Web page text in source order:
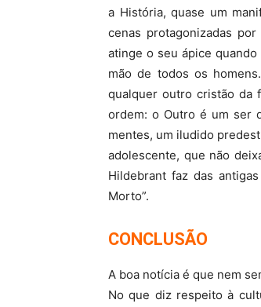
a História, quase um
cenas protagonizadas
atinge o seu ápice
mão de todos os
qualquer outro cristão da
ordem: o Outro é um ser
mentes, um iludido
adolescente, que não
Hildebrant faz das
Morto”.
CONCLUSÃO
A boa notícia é que nem
No que diz respeito à